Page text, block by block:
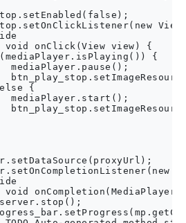
void onClick(View view) {
{
mediaPlayer.pause();
{
mediaPlayer.start();
void onCompletion(MediaPlayer